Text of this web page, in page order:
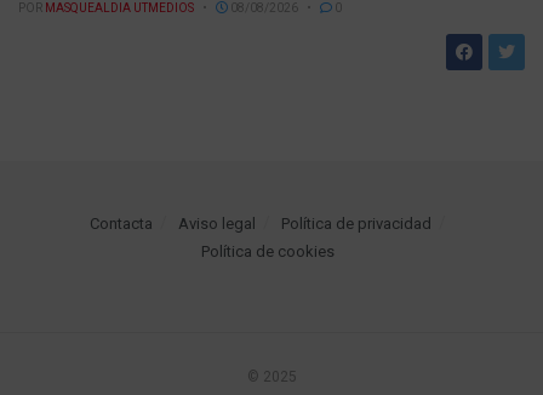
POR MASQUEALDIA UTMEDIOS 08/08/2026 0
Contacta Aviso legal
Política de privacidad
Política de cookies
© 2025